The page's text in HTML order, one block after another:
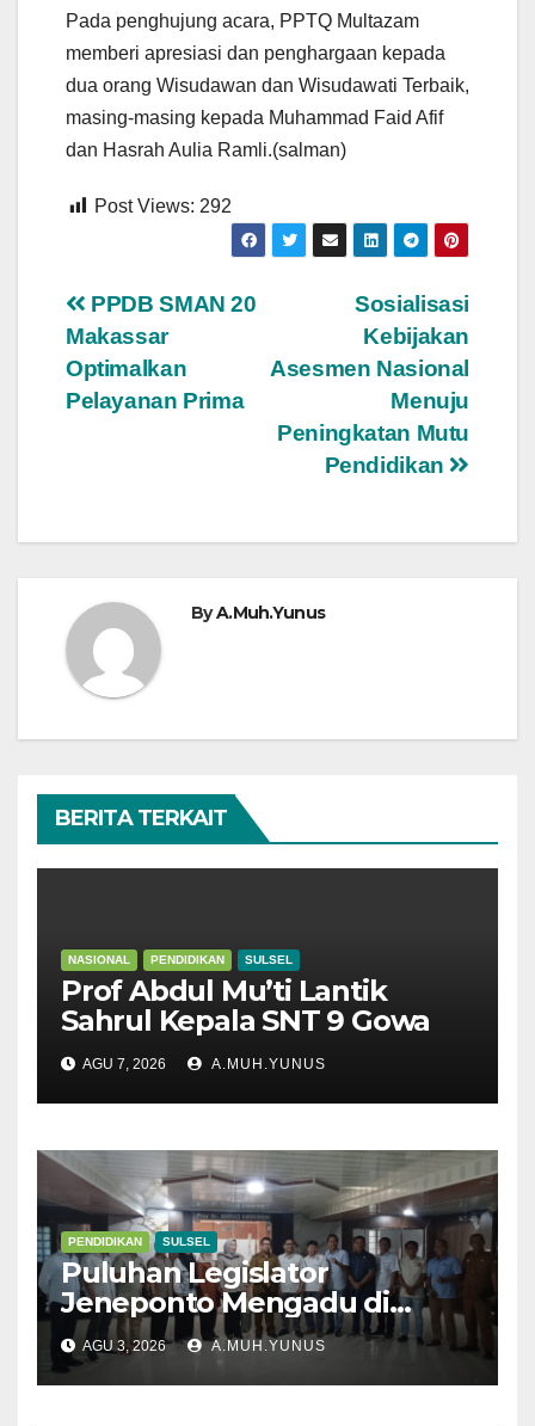
Pada penghujung acara, PPTQ Multazam
memberi apresiasi dan penghargaan kepada
dua orang Wisudawan dan Wisudawati Terbaik,
masing-masing kepada Muhammad Faid Afif
dan Hasrah Aulia Ramli.(salman)
Post Views: 292
Navigasi
pos
Sosialisasi
Kebijakan
Asesmen Nasional
Menuju
Peningkatan Mutu
Pendidikan
PPDB SMAN 20
Makassar
Optimalkan
Pelayanan Prima
ByA.Muh.Yunus
BERITA TERKAIT
NASIONAL PENDIDIKAN SULSEL
Prof Abdul Mu’ti Lantik
Sahrul Kepala SNT 9 Gowa
AGU 7, 2026 A.MUH.YUNUS
PENDIDIKAN SULSEL
Puluhan Legislator
Jeneponto Mengadu di
Disdik Sulsel
AGU 3, 2026 A.MUH.YUNUS